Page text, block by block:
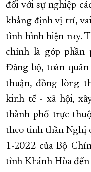
đối với sự nghiệp
khẳng định vị trí,
tình hình hiện nay.
chính là góp phần
Đảng bộ, toàn
thuận, đồng lòng
kinh tế - xã hội,
thành phố trực
theo tinh thần Nghị
1-2022 của Bộ
tỉnh Khánh Hòa